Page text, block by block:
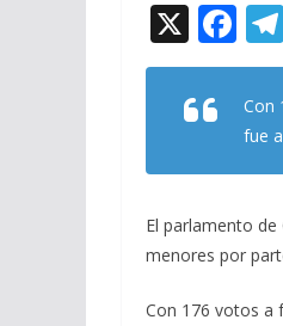
X F
ac
e
b
o
o
k
Con
fue
El parlamento
menores por
Con 176 votos a